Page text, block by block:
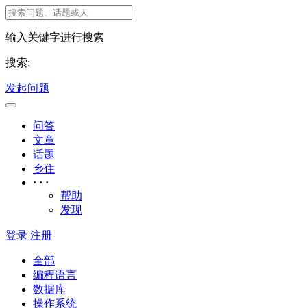
输入关键字进行搜索
搜索:
发起问题
问答
文章
话题
乡住
· · ·
帮助
发现
登录 注册
全部
编程语言
数据库
操作系统